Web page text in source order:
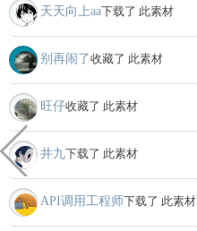
天天向上aa下载了 此素材
别再闹了收藏了 此素材
旺仔收藏了 此素材
井九下载了 此素材
API调用工程师下载了 此素材